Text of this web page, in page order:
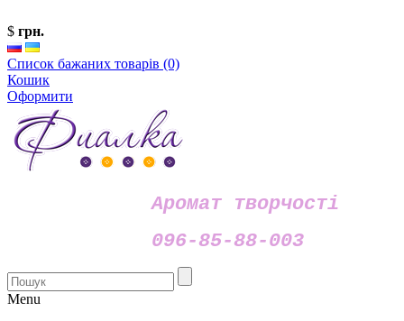
$ грн.
Список бажаних товарів (0)
Кошик
Оформити
Аромат творчості
096-85-88-003
Menu